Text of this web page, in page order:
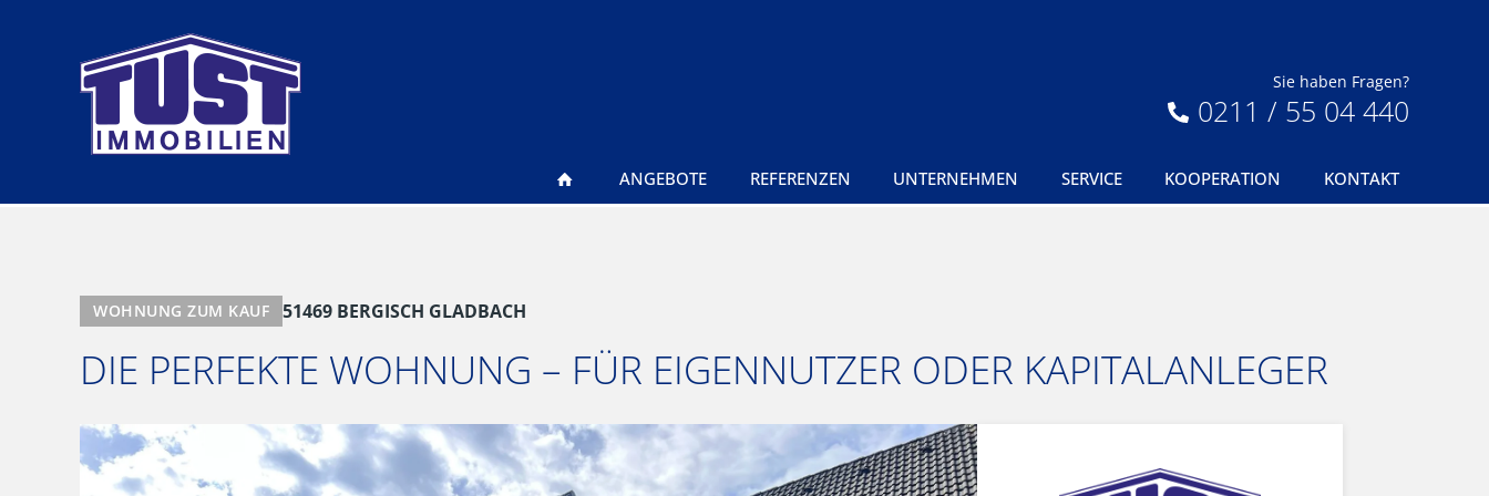
Sie haben Fragen?
0211 / 55 04 440
ANGEBOTE REFERENZEN UNTERNEHMEN SERVICE KOOPERATION KONTAKT
WOHNUNG ZUM KAUF 51469 BERGISCH GLADBACH
DIE PERFEKTE WOHNUNG – FÜR EIGENNUTZER ODER KAPITALANLEGER